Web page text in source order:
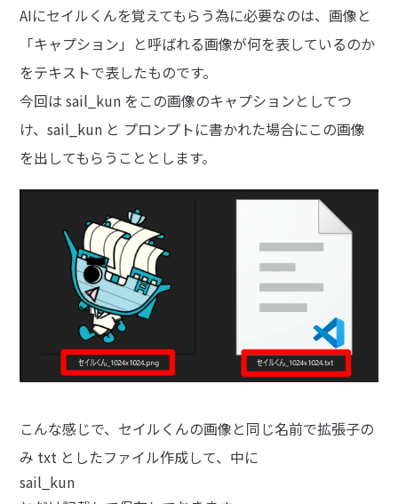
AIにセイルくんを覚えてもらう為に必要なのは、画像と
「キャプション」と呼ばれる画像が何を表しているのか
をテキストで表したものです。
今回は sail_kun をこの画像のキャプションとしてつ
け、sail_kun と プロンプトに書かれた場合にこの画像
を出してもらうこととします。
こんな感じで、セイルくんの画像と同じ名前で拡張子の
み txt としたファイル作成して、中に
sail_kun